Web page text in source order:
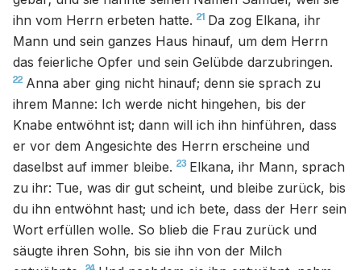
ihn vom Herrn erbeten hatte. 21 Da zog Elkana, ihr
Mann und sein ganzes Haus hinauf, um dem Herrn
das feierliche Opfer und sein Gelübde darzubringen.
22 Anna aber ging nicht hinauf; denn sie sprach zu
ihrem Manne: Ich werde nicht hingehen, bis der
Knabe entwöhnt ist; dann will ich ihn hinführen, dass
er vor dem Angesichte des Herrn erscheine und
daselbst auf immer bleibe. 23 Elkana, ihr Mann, sprach
zu ihr: Tue, was dir gut scheint, und bleibe zurück, bis
du ihn entwöhnt hast; und ich bete, dass der Herr sein
Wort erfüllen wolle. So blieb die Frau zurück und
säugte ihren Sohn, bis sie ihn von der Milch